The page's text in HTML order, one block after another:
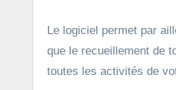
Le logiciel permet par
que le recueillement de
toutes les activités de